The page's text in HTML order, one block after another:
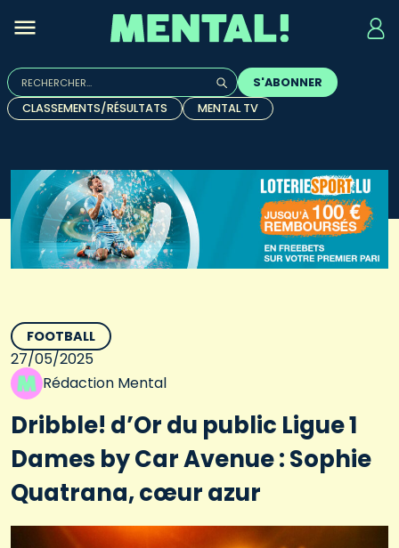
Rechercher :
Quand les résultats de l'auto-complétion sont
S'ABONNER
CLASSEMENTS/RÉSULTATS
MENTAL TV
FOOTBALL
27/05/2025
Rédaction Mental
Dribble! d’Or du public Ligue 1
Dames by Car Avenue : Sophie
Quatrana, cœur azur